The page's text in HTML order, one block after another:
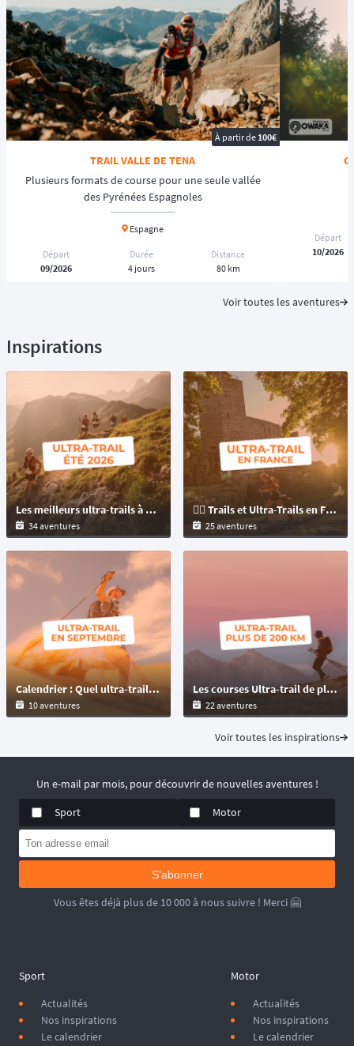
À partir de100€
TRAIL VALLE DE TENA
Plusieurs formats de course pour une seule vallée
des Pyrénées Espagnoles
Espagne
Départ
09/2026
Durée
4 jours
Distance
80 km
Départ
10/2026
Voir toutes les aventures
Inspirations
Les meilleurs ultra-trails à courir cet été 2026 dans le monde
34 aventures
🏃‍♂️ Trails et Ultra-Trails en France & Outre-Mer : les plus belles aventures à découvrir
25 aventures
Calendrier : Quel ultra-trail choisir en septembre pour marquer sa saison ?
10 aventures
Les courses Ultra-trail de plus de 200km à travers le monde en semi-autonomie et autosuffisance !
22 aventures
Voir toutes les inspirations
Un e-mail par mois, pour découvrir de nouvelles aventures !
Sport
Motor
S'abonner
Vous êtes déjà plus de 10 000 à nous suivre ! Merci 🤗
Sport
Actualités
Nos inspirations
Le calendrier
Motor
Actualités
Nos inspirations
Le calendrier